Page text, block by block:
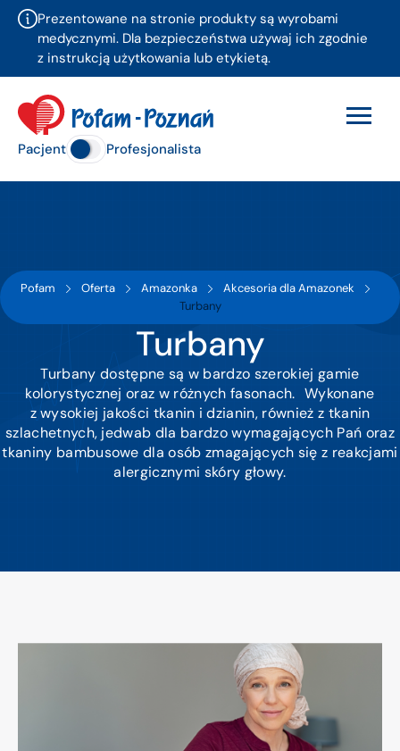
Prezentowane na stronie produkty są wyrobami
medycznymi. Dla bezpieczeństwa używaj ich zgodnie
z instrukcją użytkowania lub etykietą.
Pacjent Profesjonalista
Pofam Oferta Amazonka
Akcesoria dla Amazonek
Turbany
Turbany
Turbany dostępne są w bardzo szerokiej gamie
kolorystycznej oraz w różnych fasonach. Wykonane
z wysokiej jakości tkanin i dzianin, również z tkanin
szlachetnych, jedwab dla bardzo wymagających Pań oraz
tkaniny bambusowe dla osób zmagających się z reakcjami
alergicznymi skóry głowy.